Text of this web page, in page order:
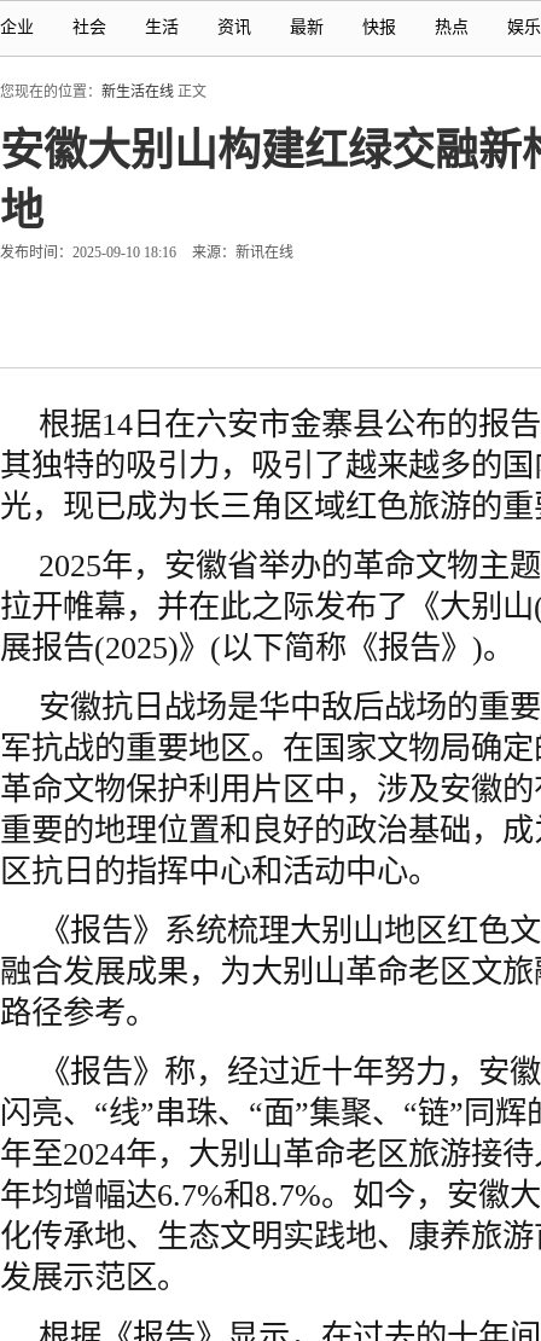
企业 社会 生活 资讯 最新 快报 热点 娱乐
您现在的位置： 新生活在线 正文
安徽大别山构建红绿交融
地
发布时间：2025-09-10 18:16 来源：新讯在线
根据14日在六安市金寨县公布的报
其独特的吸引力，吸引了越来越多的
光，现已成为长三角区域红色旅游的
2025年，安徽省举办的革命文物主
拉开帷幕，并在此之际发布了《大别
展报告(2025)》(以下简称《报告》)。
安徽抗日战场是华中敌后战场的重
军抗战的重要地区。在国家文物局确
革命文物保护利用片区中，涉及安徽
重要的地理位置和良好的政治基础，
区抗日的指挥中心和活动中心。
《报告》系统梳理大别山地区红色
融合发展成果，为大别山革命老区文
路径参考。
《报告》称，经过近十年努力，安
闪亮、“线”串珠、“面”集聚、“链”同辉
年至2024年，大别山革命老区旅游接
年均增幅达6.7%和8.7%。如今，安徽
化传承地、生态文明实践地、康养旅
发展示范区。